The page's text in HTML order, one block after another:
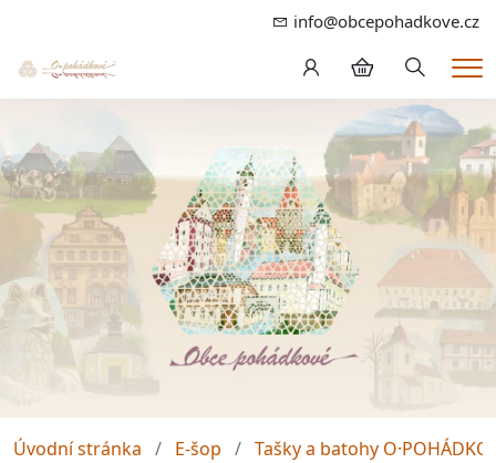
info@obcepohadkove.cz
Hledání
Úvodní stránka E-šop Tašky a batohy